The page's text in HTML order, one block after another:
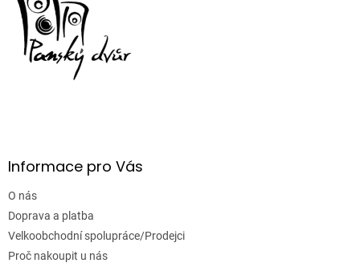
Informace pro Vás
O nás
Doprava a platba
Velkoobchodní spolupráce/Prodejci
Proč nakoupit u nás